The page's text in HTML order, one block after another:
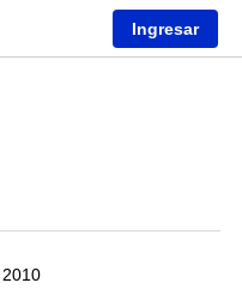
Ingresar